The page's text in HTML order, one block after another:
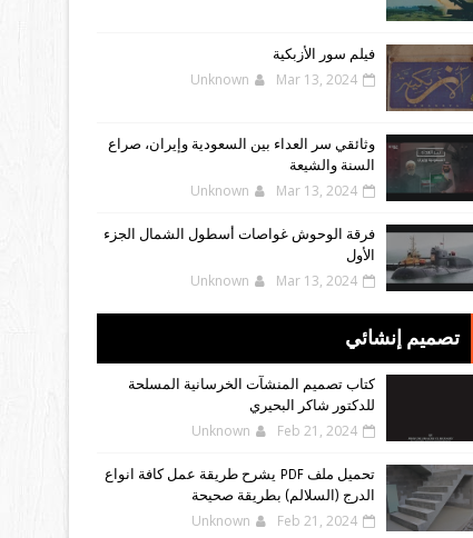
فيلم سور الأزبكية
Unknown Mar 13, 2024
وثائقي سر العداء بين السعودية وإيران، صراع
السنة والشيعة
Unknown Mar 13, 2024
فرقة الوحوش غواصات أسطول الشمال الجزء
الأول
Unknown Mar 13, 2024
تصميم إنشائي
كتاب تصميم المنشآت الخرسانية المسلحة
للدكتور شاكر البحيري
Unknown Feb 21, 2024
تحميل ملف PDF يشرح طريقة عمل كافة انواع
الدرج (السلالم) بطريقة صحيحة
Unknown Feb 21, 2024